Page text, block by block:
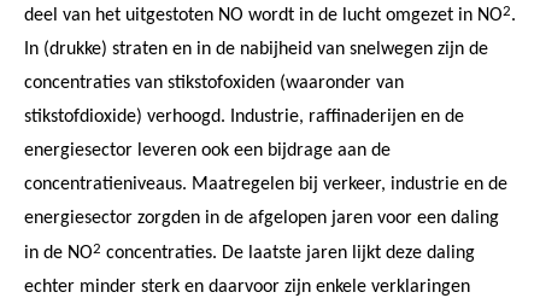
deel van het uitgestoten NO wordt in de lucht omgezet in NO2.
In (drukke) straten en in de nabijheid van snelwegen zijn de
concentraties van stikstofoxiden (waaronder van
stikstofdioxide) verhoogd. Industrie, raffinaderijen en de
energiesector leveren ook een bijdrage aan de
concentratieniveaus. Maatregelen bij verkeer, industrie en de
energiesector zorgden in de afgelopen jaren voor een daling
in de NO2 concentraties. De laatste jaren lijkt deze daling
echter minder sterk en daarvoor zijn enkele verklaringen